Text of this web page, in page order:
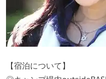
【宿泊について】